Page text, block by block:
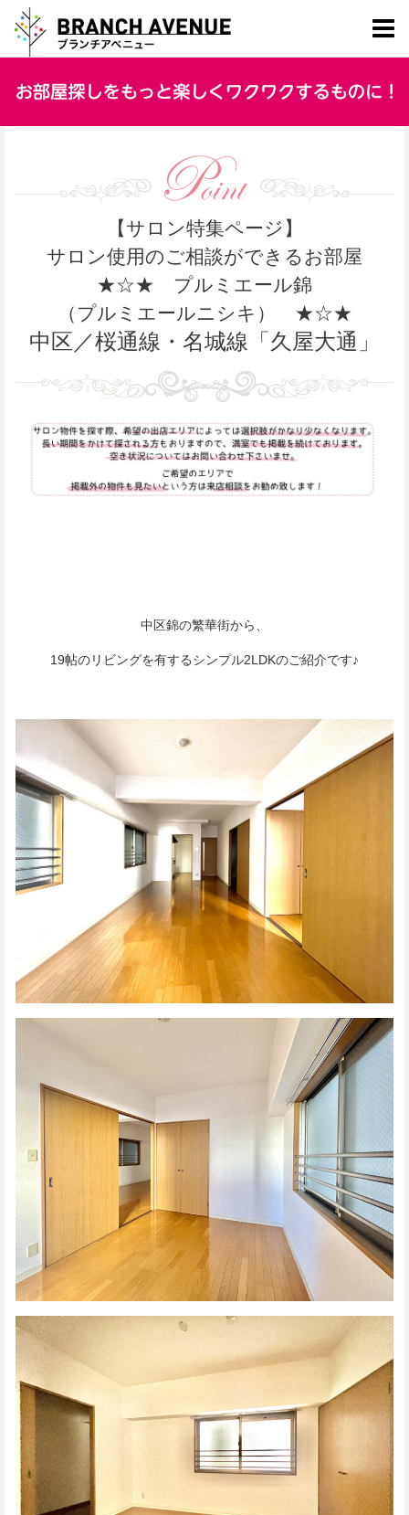
【サロン特集ページ】
サロン使用のご相談ができるお部屋
★☆★ プルミエール錦
（プルミエールニシキ） ★☆★
中区／桜通線・名城線「久屋大通」
中区錦の繁華街から、
19帖のリビングを有するシンプル2LDKのご紹介です♪